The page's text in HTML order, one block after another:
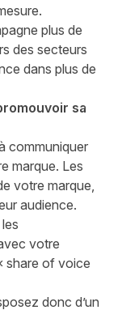
plus de
des secteurs
dans plus de
sa
communiquer
marque. Les
votre marque,
audience.
votre
share of voice
donc d’un